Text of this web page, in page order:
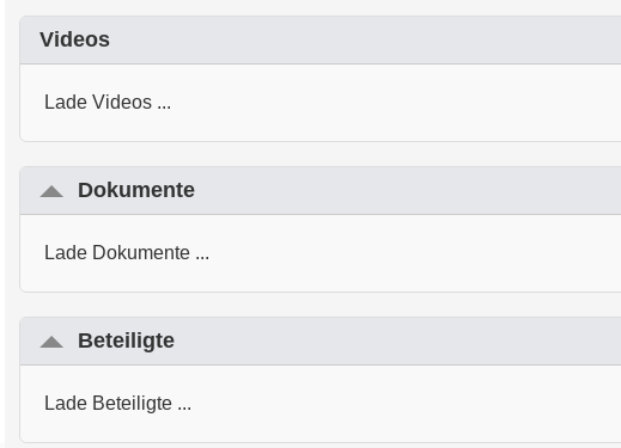
Videos
Lade Videos ...
Dokumente
Lade Dokumente ...
Beteiligte
Lade Beteiligte ...